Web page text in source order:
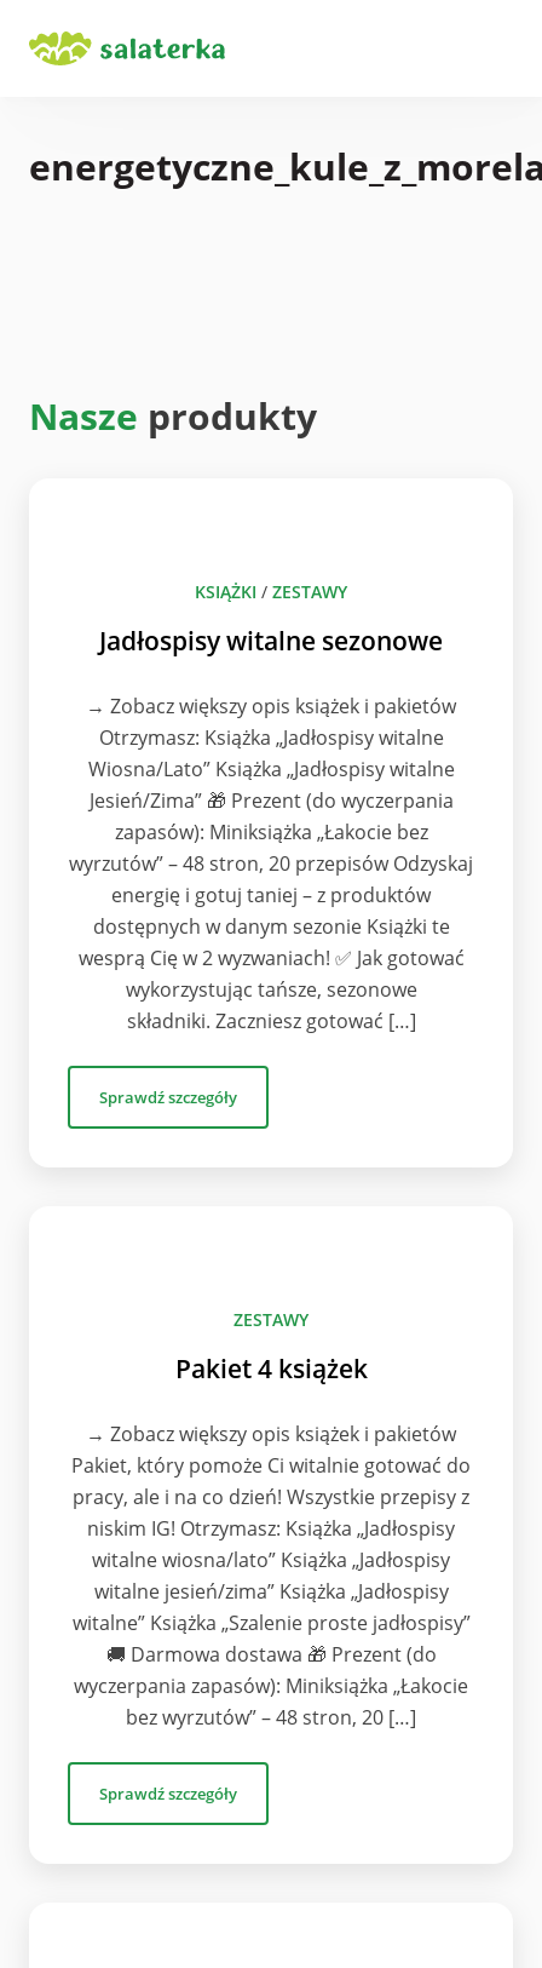
Nasze produkty
KSIĄŻKI / ZESTAWY
Jadłospisy witalne sezonowe
→ Zobacz większy opis książek i pakietów
Otrzymasz: Książka „Jadłospisy witalne
Wiosna/Lato” Książka „Jadłospisy witalne
Jesień/Zima” 🎁 Prezent (do wyczerpania
zapasów): Miniksiążka „Łakocie bez
wyrzutów” – 48 stron, 20 przepisów Odzyskaj
energię i gotuj taniej – z produktów
dostępnych w danym sezonie Książki te
wesprą Cię w 2 wyzwaniach! ✅ Jak gotować
wykorzystując tańsze, sezonowe
składniki. Zaczniesz gotować […]
Sprawdź szczegóły
ZESTAWY
Pakiet 4 książek
→ Zobacz większy opis książek i pakietów
Pakiet, który pomoże Ci witalnie gotować do
pracy, ale i na co dzień! Wszystkie przepisy z
niskim IG! Otrzymasz: Książka „Jadłospisy
witalne wiosna/lato” Książka „Jadłospisy
witalne jesień/zima” Książka „Jadłospisy
witalne” Książka „Szalenie proste jadłospisy”
🚚 Darmowa dostawa 🎁 Prezent (do
wyczerpania zapasów): Miniksiążka „Łakocie
bez wyrzutów” – 48 stron, 20 […]
Sprawdź szczegóły